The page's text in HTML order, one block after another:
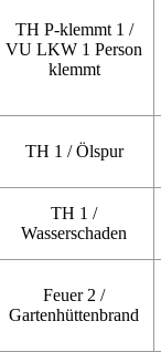
TH P-klemmt 1 /
VU LKW 1 Person
klemmt
TH 1 / Ölspur
TH 1 /
Wasserschaden
Feuer 2 /
Gartenhüttenbrand